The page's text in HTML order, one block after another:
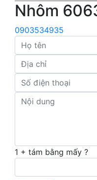
Nhôm
0903534935
1 + tám bằng mấy ?